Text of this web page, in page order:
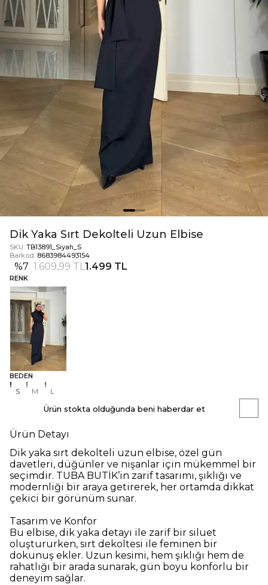
Dik Yaka Sırt Dekolteli Uzun Elbise
SKU: TB13891_Siyah_S
Barkod: 8683984493154
%7 1.609,99 TL1.499 TL
RENK
BEDEN
S M L
Ürün stokta olduğunda beni haberdar et
Ürün Detayı
Dik yaka sırt dekolteli uzun elbise, özel gün
davetleri, düğünler ve nişanlar için mükemmel bir
seçimdir. TUBA BUTİK’in zarif tasarımı, şıklığı ve
modernliği bir araya getirerek, her ortamda dikkat
çekici bir görünüm sunar.
Tasarım ve Konfor
Bu elbise, dik yaka detayı ile zarif bir siluet
oluştururken, sırt dekoltesi ile feminen bir
dokunuş ekler. Uzun kesimi, hem şıklığı hem de
rahatlığı bir arada sunarak, gün boyu konforlu bir
deneyim sağlar.